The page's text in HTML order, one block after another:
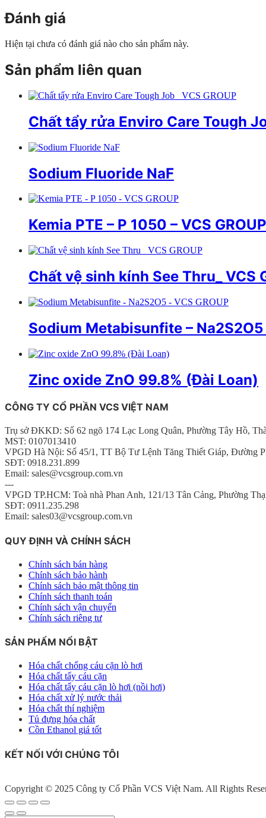
Đánh giá
Hiện tại chưa có đánh giá nào cho sản phẩm này.
Sản phẩm liên quan
Chất tẩy rửa Enviro Care Tough
Sodium Fluoride NaF
Kemia PTE – P 1050 – VCS GROUP
Chất vệ sinh kính See Thru_ VCS
Sodium Metabisunfite – Na2S2O5
Zinc oxide ZnO 99.8% (Đài Loan)
CÔNG TY CỔ PHẦN VCS VIỆT NAM
Trụ sở ĐKKD: Số 62 ngõ 174 Lạc Long Quân, Phường Tây Hồ,
MST: 0107013410
VPGD Hà Nội: Số 45/1, TT Bộ Tư Lệnh Tăng Thiết Giáp, Đường
SĐT: 0918.231.899
Email: sales@vcsgroup.com.vn
---
VPGD TP.HCM: Toà nhà Phan Anh, 121/13 Tân Cảng, Phường
SĐT: 0911.235.298
Email: sales03@vcsgroup.com.vn
QUY ĐỊNH VÀ CHÍNH SÁCH
Chính sách bán hàng
Chính sách bảo hành
Chính sách bảo mật thông tin
Chính sách thanh toán
Chính sách vận chuyển
Chính sách riêng tư
SẢN PHẨM NỔI BẬT
Hóa chất chống cáu cặn lò hơi
Hóa chất tẩy cáu cặn
Hóa chất tẩy cáu cặn lò hơi (nồi hơi)
Hóa chất xử lý nước thải
Hóa chất thí nghiệm
Tủ đựng hóa chất
Cồn Ethanol giá tốt
KẾT NỐI VỚI CHÚNG TÔI
Copyright © 2025 Công ty Cổ Phần VCS Việt Nam. All Rights